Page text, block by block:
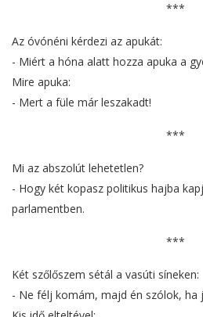
***
Az óvónéni kérdezi az apukát:
- Miért a hóna alatt hozza apuka a
Mire apuka:
- Mert a füle már leszakadt!
***
Mi az abszolút lehetetlen?
- Hogy két kopasz politikus hajba
parlamentben.
***
Két szőlőszem sétál a vasúti síneken:
- Ne félj komám, majd én szólok, ha